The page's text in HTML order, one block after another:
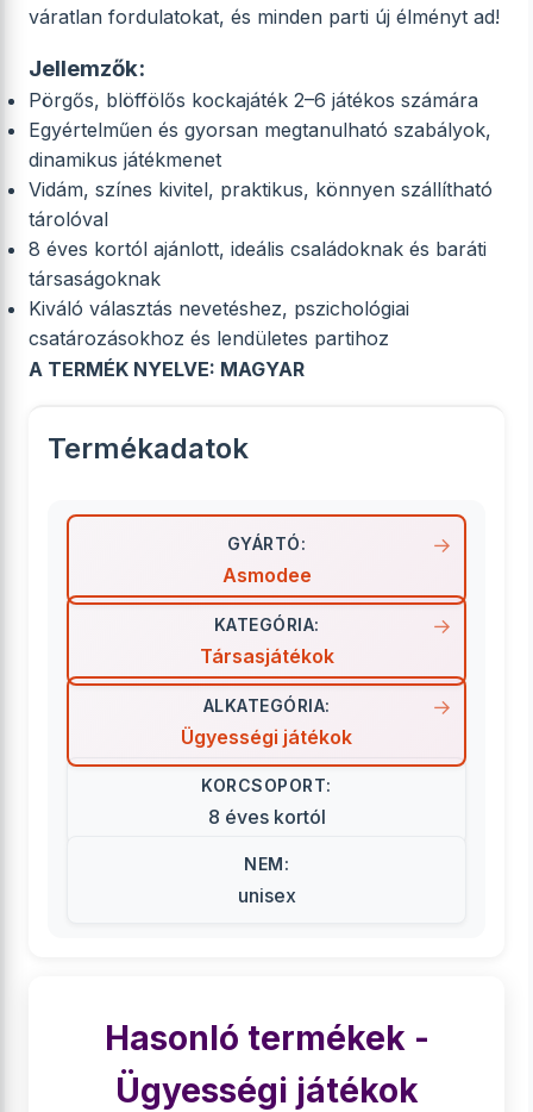
váratlan fordulatokat, és minden parti új élményt ad!
Jellemzők:
Pörgős, blöffölős kockajáték 2–6 játékos számára
Egyértelműen és gyorsan megtanulható szabályok,
dinamikus játékmenet
Vidám, színes kivitel, praktikus, könnyen szállítható
tárolóval
8 éves kortól ajánlott, ideális családoknak és baráti
társaságoknak
Kiváló választás nevetéshez, pszichológiai
csatározásokhoz és lendületes partihoz
A TERMÉK NYELVE: MAGYAR
Termékadatok
GYÁRTÓ:
Asmodee
KATEGÓRIA:
Társasjátékok
ALKATEGÓRIA:
Ügyességi játékok
KORCSOPORT:
8 éves kortól
NEM:
unisex
Hasonló termékek -
Ügyességi játékok